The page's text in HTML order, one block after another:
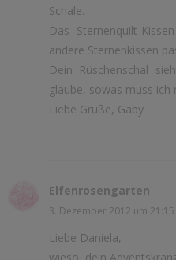
Schale.
Das Sternenquilt-
andere Sternenkissen
Dein Rüschenschal
glaube, sowas muss ich
Liebe Grüße, Gaby
Elfenrosengarten
3. Dezember 2012 um 21:15
Liebe Daniela,